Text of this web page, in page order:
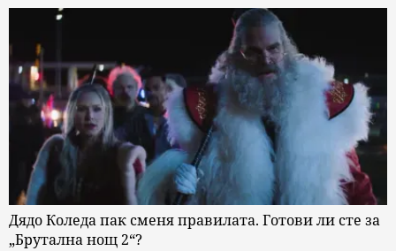
Дядо Коледа пак сменя правилата. Готови ли сте за
„Брутална нощ 2“?